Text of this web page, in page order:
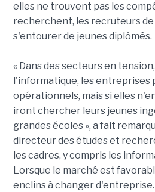
elles ne trouvent pas les
recherchent, les recruteurs
s'entourer de jeunes diplômés.
« Dans des secteurs en
l'informatique, les
opérationnels, mais si elles
iront chercher leurs jeunes
grandes écoles », a fait
directeur des études et
les cadres, y compris les
Lorsque le marché est
enclins à changer